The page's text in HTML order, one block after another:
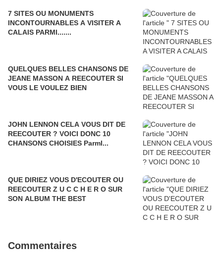
7 SITES OU MONUMENTS
INCONTOURNABLES A VISITER A
CALAIS PARMI.......
QUELQUES BELLES CHANSONS DE
JEANE MASSON A REECOUTER SI
VOUS LE VOULEZ BIEN
JOHN LENNON CELA VOUS DIT DE
REECOUTER ? VOICI DONC 10
CHANSONS CHOISIES ParmI...
QUE DIRIEZ VOUS D'ECOUTER OU
REECOUTER Z U C C H E R O SUR
SON ALBUM THE BEST
Commentaires